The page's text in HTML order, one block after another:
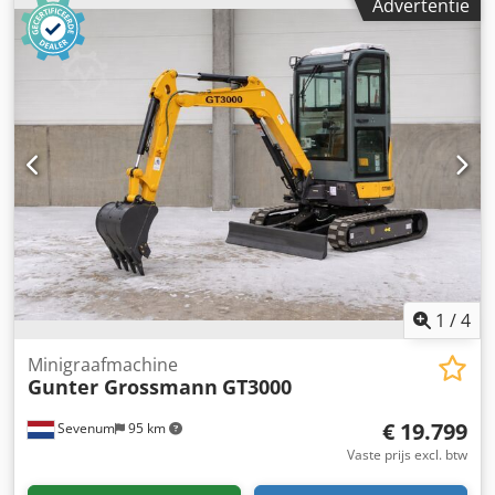
Vraag nu een offerte aan en profiteer! De vraag is groot –
verzeker u nu van uw LT-20 PRO. ➡️ Neem direct contact
met ons op via Maschinensucher of bel ons – wij adviseren
u graag persoonlijk!
1.106 * Operationeel gewicht: ca. 1.715 kg * Inclusief 3
graafbakken * Volledige cabine * Uitschuifbaar onderstel *
Video op aanvraag * Prijs: 14.900 euro, exclusief 19% btw --
-- Chodpfozq Aimex Ahfea Voor verdere vragen kunt u
bellen: Erik Kortum: WhatsApp *Alle specificaties onder
voorbehoud en zonder garantie. Fouten en voorafgaande
verkoop voorbehouden.*
Advertentie
1 /4
Sevenum 95 km
Minigraafmachine
Gunter Grossmann GT3000
€ 19.799
Vaste prijs excl. btw